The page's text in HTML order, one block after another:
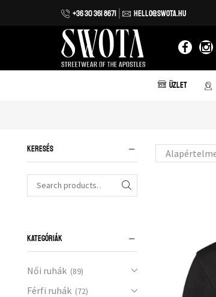
+36 30 361 8671 HELLO@SWOTA.HU
Iratkozz fel hírlevelünkre! Feliratkozom
ÜZLET
KERESÉS
KATEGÓRIÁK
Női ruhák (89)
Férfi ruhák (72)